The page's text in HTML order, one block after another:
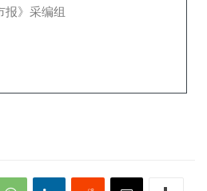
报》采编组